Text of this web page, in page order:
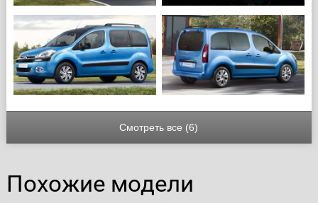
Смотреть все (6)
Похожие модели